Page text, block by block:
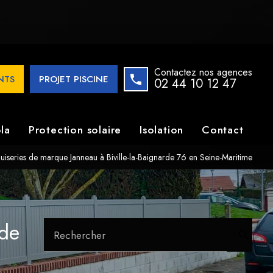
PROJET PISCINE Contactez nos agences
02 44 10 12 47
Protection solaire Isolation Contact
de marque Janneau à Biville-la-Baignarde 76 en Seine-Maritime
Rechercher